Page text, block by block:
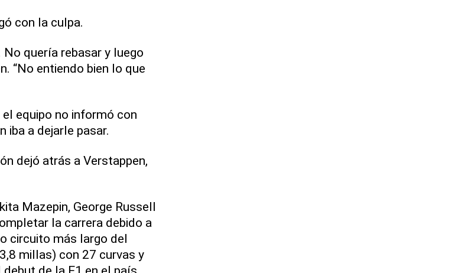
con la culpa.
No quería rebasar y luego
“No entiendo bien lo que
equipo no informó con
iba a dejarle pasar.
dejó atrás a Verstappen,
Mazepin, George Russell
la carrera debido a
circuito más largo del
millas) con 27 curvas y